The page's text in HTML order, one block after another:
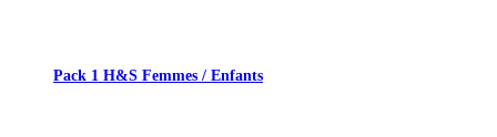
Pack 1 H&S Femmes / Enfants